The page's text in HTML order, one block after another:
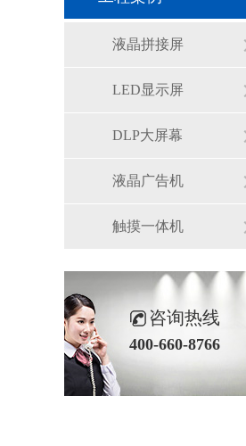
液晶拼接屏
LED显示屏
DLP大屏幕
液晶广告机
触摸一体机
咨询热线
400-660-8766